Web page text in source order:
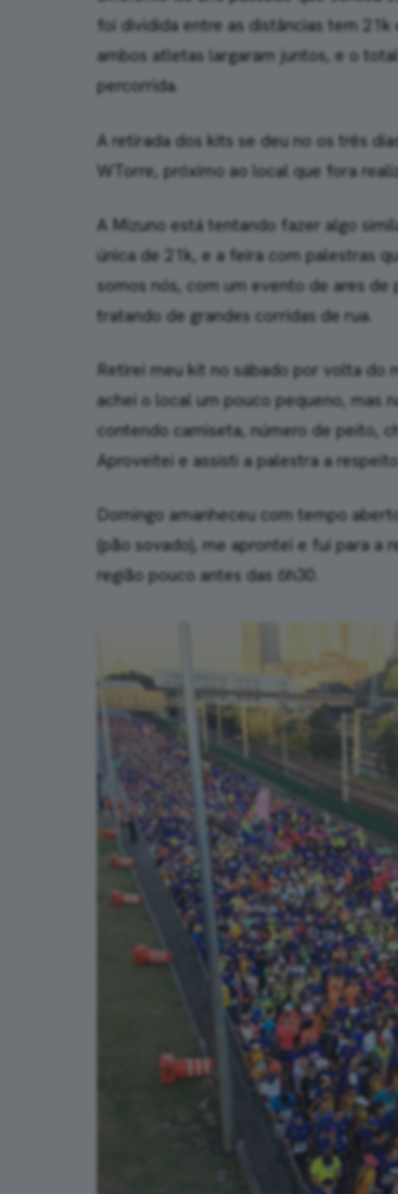
foi dividida entre as distâncias tem
ambos atletas largaram juntos, e o
percorrida.
A retirada dos kits se deu no os três
WTorre, próximo ao local que fora
A Mizuno está tentando fazer algo
única de 21k, e a feira com palestras
somos nós, com um evento de ares
tratando de grandes corridas de rua.
Retirei meu kit no sábado por volta do
achei o local um pouco pequeno, mas
contendo camiseta, número de peito,
Aproveitei e assisti a palestra a
Domingo amanheceu com tempo
(pão sovado), me aprontei e fui para a
região pouco antes das 6h30.